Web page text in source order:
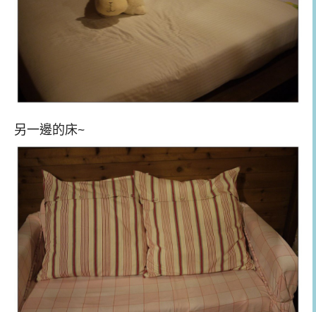
另一邊的床~